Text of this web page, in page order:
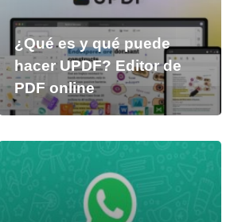
¿Qué es y qué puede
hacer UPDF? Editor de
PDF online